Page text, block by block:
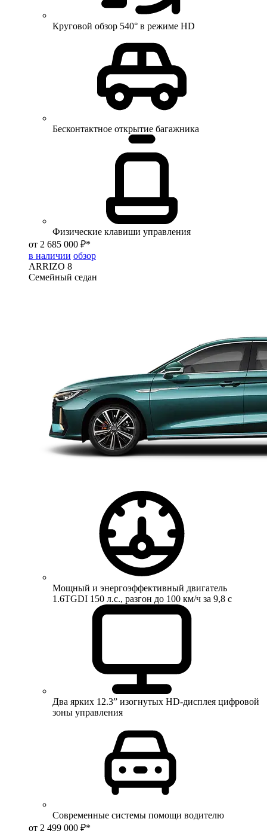
Круговой обзор 540° в режиме HD
Бесконтактное открытие багажника
Физические клавиши управления
от 2 685 000 ₽*
в наличии обзор
ARRIZO 8
Семейный седан
Мощный и энергоэффективный двигатель
1.6TGDI 150 л.с., разгон до 100 км/ч за 9,8 с
Два ярких 12.3” изогнутых HD-дисплея цифровой
зоны управления
Современные системы помощи водителю
от 2 499 000 ₽*